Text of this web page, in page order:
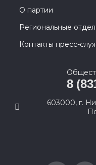
О партии
Региональные
Контакты пресс-
8
603000, г.